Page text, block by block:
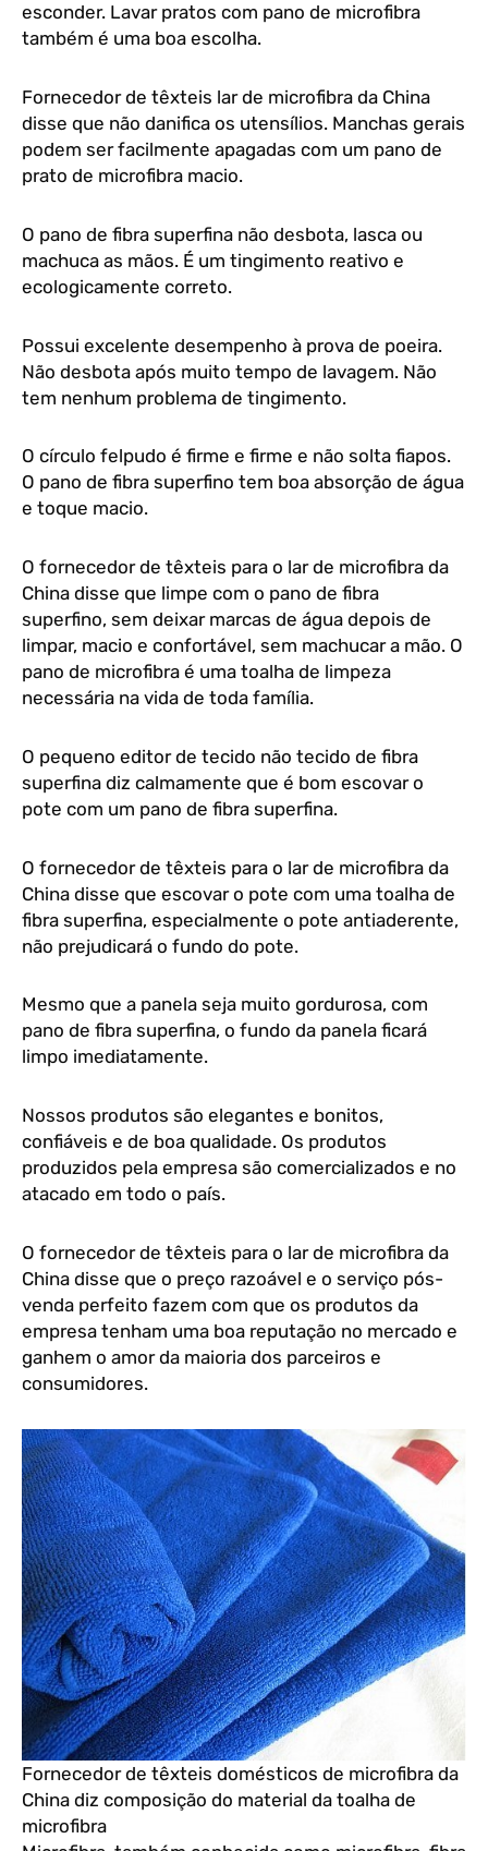
esconder. Lavar pratos com pano de microfibra
também é uma boa escolha.
Fornecedor de têxteis lar de microfibra da China
disse que não danifica os utensílios. Manchas gerais
podem ser facilmente apagadas com um pano de
prato de microfibra macio.
O pano de fibra superfina não desbota, lasca ou
machuca as mãos. É um tingimento reativo e
ecologicamente correto.
Possui excelente desempenho à prova de poeira.
Não desbota após muito tempo de lavagem. Não
tem nenhum problema de tingimento.
O círculo felpudo é firme e firme e não solta fiapos.
O pano de fibra superfino tem boa absorção de água
e toque macio.
O fornecedor de têxteis para o lar de microfibra da
China disse que limpe com o pano de fibra
superfino, sem deixar marcas de água depois de
limpar, macio e confortável, sem machucar a mão. O
pano de microfibra é uma toalha de limpeza
necessária na vida de toda família.
O pequeno editor de tecido não tecido de fibra
superfina diz calmamente que é bom escovar o
pote com um pano de fibra superfina.
O fornecedor de têxteis para o lar de microfibra da
China disse que escovar o pote com uma toalha de
fibra superfina, especialmente o pote antiaderente,
não prejudicará o fundo do pote.
Mesmo que a panela seja muito gordurosa, com
pano de fibra superfina, o fundo da panela ficará
limpo imediatamente.
Nossos produtos são elegantes e bonitos,
confiáveis e de boa qualidade. Os produtos
produzidos pela empresa são comercializados e no
atacado em todo o país.
O fornecedor de têxteis para o lar de microfibra da
China disse que o preço razoável e o serviço pós-
venda perfeito fazem com que os produtos da
empresa tenham uma boa reputação no mercado e
ganhem o amor da maioria dos parceiros e
consumidores.
Fornecedor de têxteis domésticos de microfibra da
China diz composição do material da toalha de
microfibra